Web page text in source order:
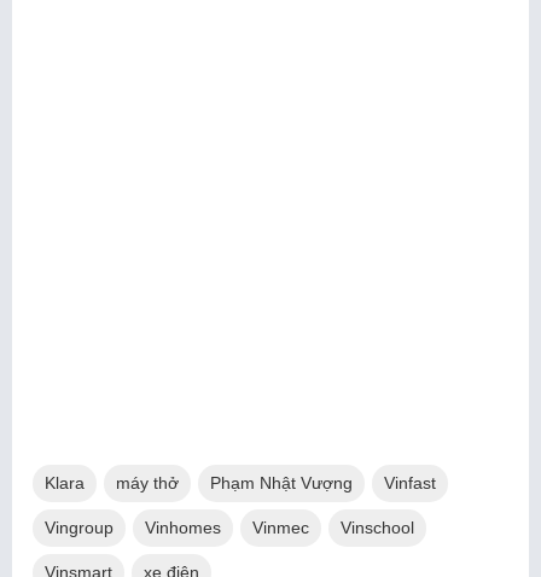
Klara máy thở Phạm Nhật Vượng Vinfast
Vingroup Vinhomes Vinmec Vinschool
Vinsmart xe điện